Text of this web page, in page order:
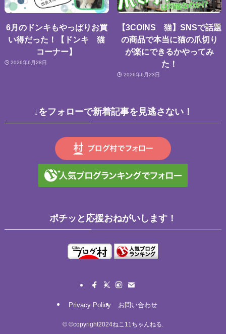
6月のドンキもやっぱりお買
い得だった！【ドンキ 猫
コーナー】
2026年6月28日
【3COINS 猫】SNSで話題
の商品で本当に猫の爪切り
が楽にできるかやってみ
た！
2026年6月23日
↓をフォローで新着記事を見逃さない！
ポチッと応援おねがいします！
Privacy Policy お問い合わせ
© ©copyright2024ねこ11ちゃんねる.